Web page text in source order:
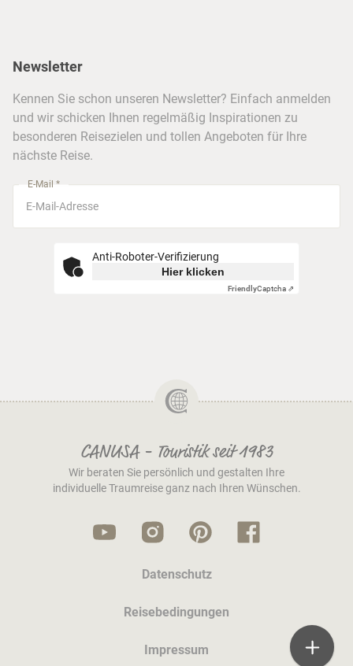
FAQ
Barrierefreiheitserklärung
Hotels & Unterkünfte
Kreuzfahrten
Busreisen
Frankfurt
Stuttgart
Newsletter
Kennen Sie schon unseren Newsletter? Einfach anmelden
und wir schicken Ihnen regelmäßig Inspirationen zu
besonderen Reisezielen und tollen Angeboten für Ihre
nächste Reise.
E-Mail *
Anti-Roboter-Verifizierung
Hier klicken
FriendlyCaptcha ⇗
CANUSA - Touristik seit 1983
Wir beraten Sie persönlich und gestalten Ihre
individuelle Traumreise ganz nach Ihren Wünschen.
Datenschutz
Reisebedingungen
Impressum